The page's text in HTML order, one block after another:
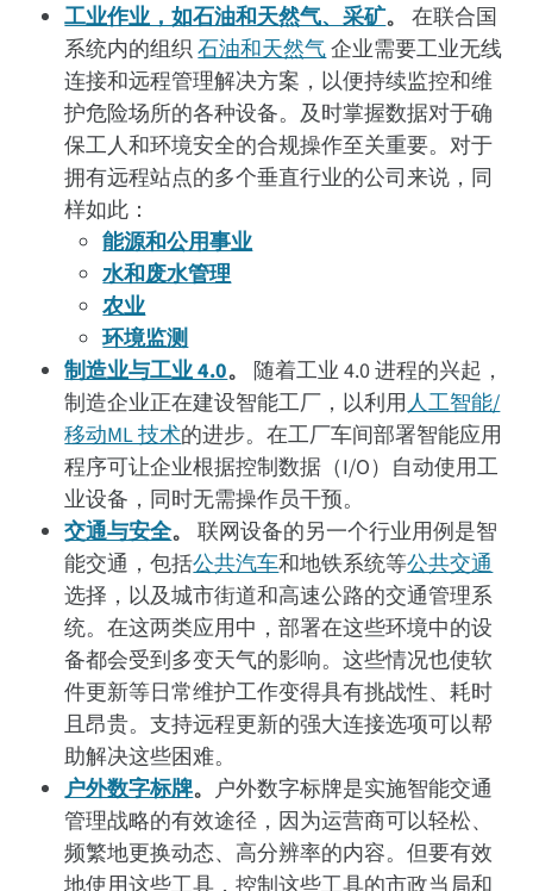
工业作业，如石油和天然气、采矿。 在联合国
系统内的组织石油和天然气企业需要工业无线
连接和远程管理解决方案，以便持续监控和维
护危险场所的各种设备。及时掌握数据对于确
保工人和环境安全的合规操作至关重要。对于
拥有远程站点的多个垂直行业的公司来说，同
样如此：
能源和公用事业
水和废水管理
农业
环境监测
制造业与工业 4.0。 随着工业 4.0 进程的兴起，
制造企业正在建设智能工厂，以利用人工智能/
移动ML 技术的进步。在工厂车间部署智能应用
程序可让企业根据控制数据（I/O）自动使用工
业设备，同时无需操作员干预。
交通与安全。联网设备的另一个行业用例是智
能交通，包括公共汽车和地铁系统等公共交通
选择，以及城市街道和高速公路的交通管理系
统。在这两类应用中，部署在这些环境中的设
备都会受到多变天气的影响。这些情况也使软
件更新等日常维护工作变得具有挑战性、耗时
且昂贵。支持远程更新的强大连接选项可以帮
助解决这些困难。
户外数字标牌。 户外数字标牌是实施智能交通
管理战略的有效途径，因为运营商可以轻松、
频繁地更换动态、高分辨率的内容。但要有效